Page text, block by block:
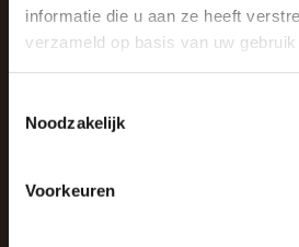
informatie die u aan ze heeft
verzameld op basis van uw
Noodzakelijk
Voorkeuren